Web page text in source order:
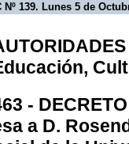
Nº 139. Lunes 5 de
-
a D.